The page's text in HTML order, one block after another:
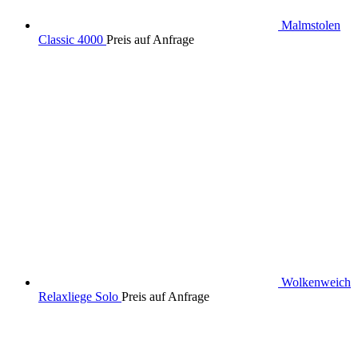
Malmstolen
Classic 4000 Preis auf Anfrage
Wolkenweich
Relaxliege Solo Preis auf Anfrage